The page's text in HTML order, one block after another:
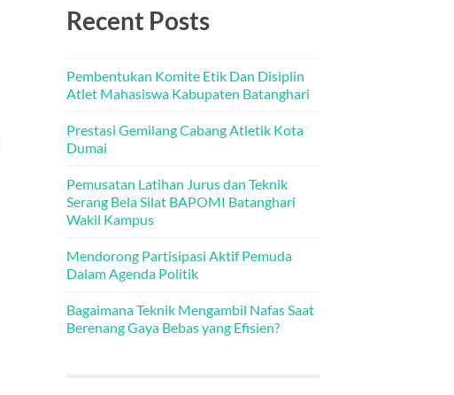
Recent Posts
Pembentukan Komite Etik Dan Disiplin
Atlet Mahasiswa Kabupaten Batanghari
Prestasi Gemilang Cabang Atletik Kota
Dumai
Pemusatan Latihan Jurus dan Teknik
Serang Bela Silat BAPOMI Batanghari
Wakil Kampus
Mendorong Partisipasi Aktif Pemuda
Dalam Agenda Politik
Bagaimana Teknik Mengambil Nafas Saat
Berenang Gaya Bebas yang Efisien?